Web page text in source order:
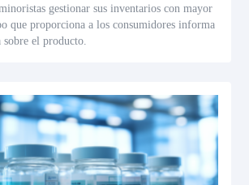
gestionar sus inventarios con mayor
que proporciona a los consumidores informa
sobre el producto.